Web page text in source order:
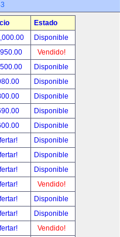
Estado
Disponible
Vendido!
Disponible
Disponible
Disponible
Disponible
Disponible
Disponible
Disponible
Disponible
Vendido!
Disponible
Disponible
Vendido!